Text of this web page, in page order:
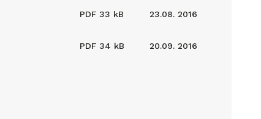
PDF 33 kB 23.08. 2016
PDF 34 kB 20.09. 2016